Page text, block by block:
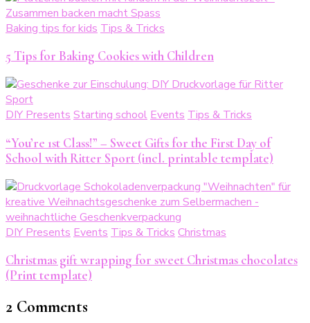
Baking tips for kids Tips & Tricks
5 Tips for Baking Cookies with Children
DIY Presents Starting school Events Tips & Tricks
“You’re 1st Class!” – Sweet Gifts for the First Day of
School with Ritter Sport (incl. printable template)
DIY Presents Events Tips & Tricks Christmas
Christmas gift wrapping for sweet Christmas chocolates
(Print template)
2 Comments